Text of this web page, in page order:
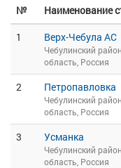
№ Наименование
1
Верх-Чебула АС
Чебулинский
область, Россия
2 Петропавловка
Чебулинский
область, Россия
3 Усманка
Чебулинский
область, Россия